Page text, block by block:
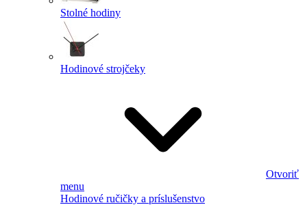
Stolné hodiny
Hodinové strojčeky
Otvoriť
menu
Hodinové ručičky a príslušenstvo